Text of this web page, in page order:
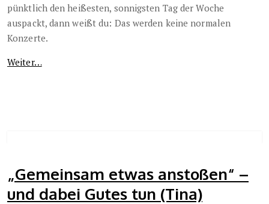
pünktlich den heißesten, sonnigsten Tag der Woche
auspackt, dann weißt du: Das werden keine normalen
Konzerte.
Weiter…
„Gemeinsam etwas anstoßen“ –
und dabei Gutes tun (Tina)